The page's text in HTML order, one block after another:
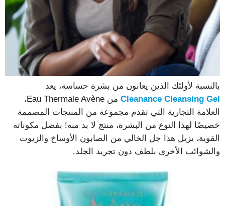
بالنسبة لأولئك الذين يعانون من بشرة حساسة، يعد
Cleanance Cleansing Gel
من Eau Thermale Avène،
العلامة التجارية التي تقدم مجموعة من المنتجات المصممة
خصيصًا لهذا النوع من البشرة، منتج لا بد منه! بفضل مكوناته
القوية، يزيل هذا جل الخالي من الصابون الأوساخ والزيوت
والشوائب الأخرى بلطف دون تجريد الجلد.